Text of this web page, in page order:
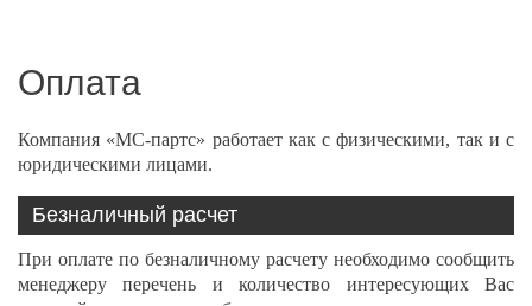
Оплата
Компания «МС-партс» работает как с физическими, так и с
юридическими лицами.
Безналичный расчет
При оплате по безналичному расчету необходимо сообщить
менеджеру перечень и количество интересующих Вас